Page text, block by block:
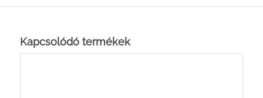
Kapcsolódó termékek